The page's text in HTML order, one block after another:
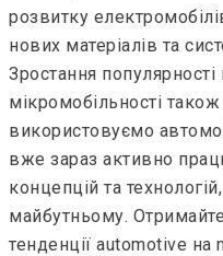
розвитку
нових матеріалів та
Зростання
мікромобільності
використовуємо
вже зараз активно
концепцій та
майбутньому.
тенденції automotive